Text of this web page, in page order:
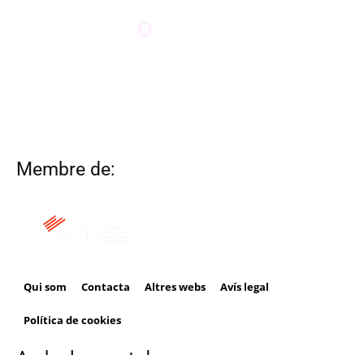
Membre de:
Qui som Contacta Altres webs Avís legal
Política de cookies